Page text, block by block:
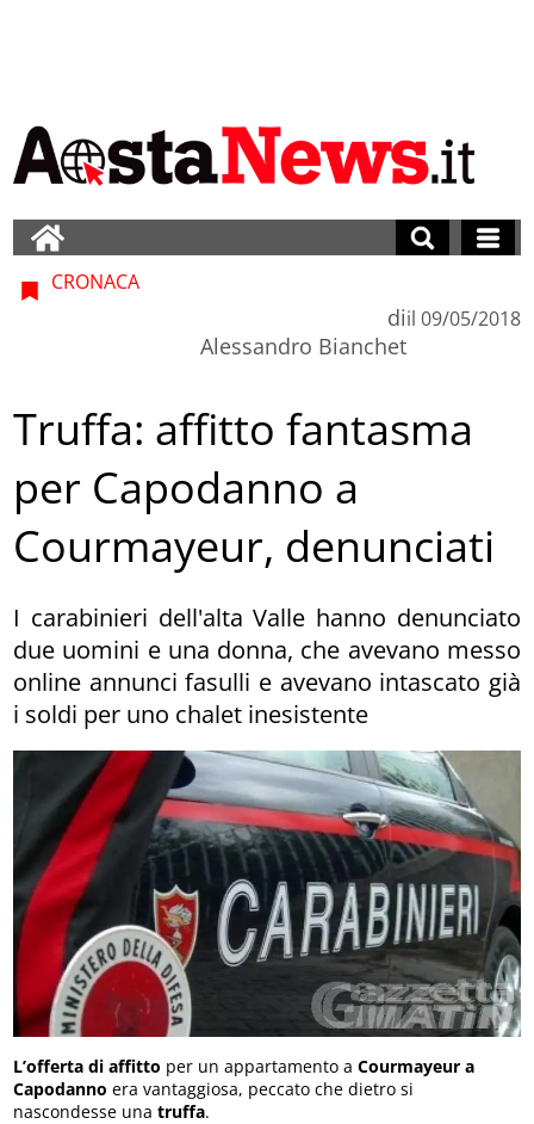
CRONACA
di
Alessandro Bianchet
il 09/05/2018
Truffa: affitto fantasma
per Capodanno a
Courmayeur, denunciati
I carabinieri dell'alta Valle hanno denunciato
due uomini e una donna, che avevano messo
online annunci fasulli e avevano intascato già
i soldi per uno chalet inesistente
L’offerta di affitto per un appartamento aCourmayeur a
Capodanno era vantaggiosa, peccato che dietro si
nascondesse una truffa.